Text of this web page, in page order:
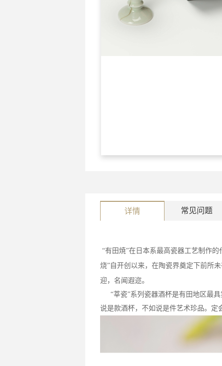
详情 常见问题
“有田焼”在日本系最高瓷器工艺制作的
烧”自开创以来，在陶瓷界奠定下前所
迎，名闻遐迩。
“莘瓷”系列瓷器酒杯是有田地区最
说是款酒杯，不如说是件艺术珍品。定